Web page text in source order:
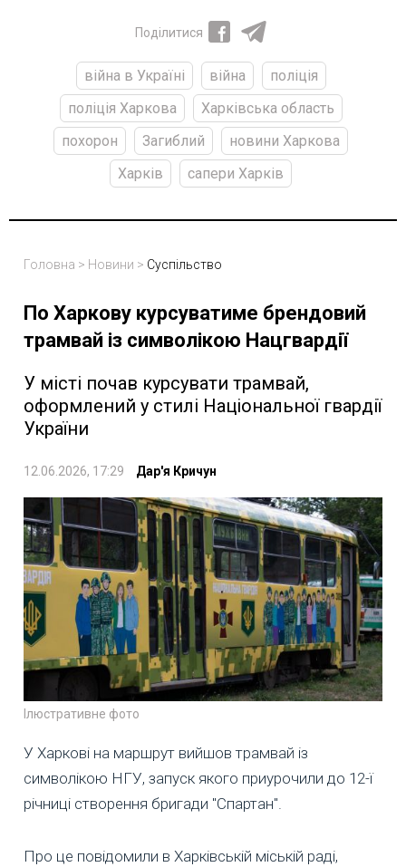
Поділитися
війна в Україні війна
поліція
поліція Харкова
Харківська область
похорон
Загиблий
новини Харкова
Харків
сапери Харків
Головна > Новини > Суспільство
По Харкову курсуватиме брендовий
трамвай із символікою Нацгвардії
У місті почав курсувати трамвай,
оформлений у стилі Національної гвардії
України
12.06.2026, 17:29 Дар'я Кричун
Ілюстративне фото
У Харкові на маршрут вийшов трамвай із
символікою НГУ, запуск якого приурочили до 12-ї
річниці створення бригади "Спартан".
Про це повідомили в Харківській міській раді,